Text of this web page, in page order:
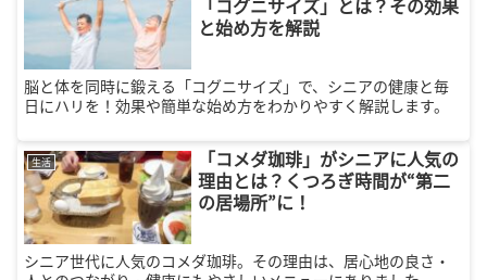
「コグニサイズ」とは？その効果
と始め方を解説
脳と体を同時に鍛える「コグニサイズ」で、シニアの健康と毎
日にハリを！効果や簡単な始め方をわかりやすく解説します。
生活
「コメダ珈琲」がシニアに人気の
理由とは？くつろぎ時間が“第二
の居場所”に！
シニア世代に人気のコメダ珈琲。その理由は、居心地の良さ・